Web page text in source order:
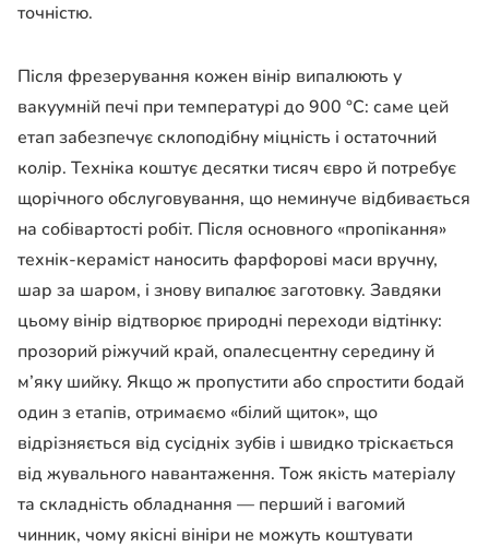
точністю.
Після фрезерування кожен вінір випалюють у
вакуумній печі при температурі до 900 °С: саме цей
етап забезпечує склоподібну міцність і остаточний
колір. Техніка коштує десятки тисяч євро й потребує
щорічного обслуговування, що неминуче відбивається
на собівартості робіт. Після основного «пропікання»
технік-кераміст наносить фарфорові маси вручну,
шар за шаром, і знову випалює заготовку. Завдяки
цьому вінір відтворює природні переходи відтінку:
прозорий ріжучий край, опалесцентну середину й
м’яку шийку. Якщо ж пропустити або спростити бодай
один з етапів, отримаємо «білий щиток», що
відрізняється від сусідніх зубів і швидко тріскається
від жувального навантаження. Тож якість матеріалу
та складність обладнання — перший і вагомий
чинник, чому якісні вініри не можуть коштувати